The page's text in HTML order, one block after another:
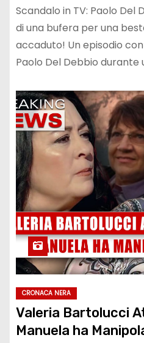
Scandalo in TV: Paolo Del
di una bufera per una
accaduto! Un episodio
Paolo Del Debbio durante
CRONACA NERA
Valeria Bartolucci
Manuela ha